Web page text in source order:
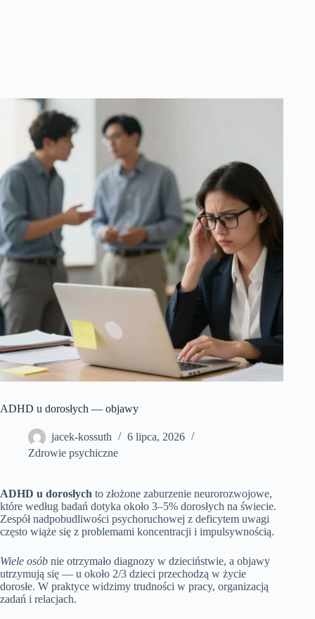
ADHD u dorosłych — objawy
jacek-kossuth
6 lipca, 2026
Zdrowie psychiczne
ADHD u dorosłych to złożone zaburzenie neurorozwojowe,
które według badań dotyka około 3–5% dorosłych na świecie.
Zespół nadpobudliwości psychoruchowej z deficytem uwagi
często wiąże się z problemami koncentracji i impulsywnością.
Wiele osób nie otrzymało diagnozy w dzieciństwie, a objawy
utrzymują się — u około 2/3 dzieci przechodzą w życie
dorosłe. W praktyce widzimy trudności w pracy, organizacją
zadań i relacjach.